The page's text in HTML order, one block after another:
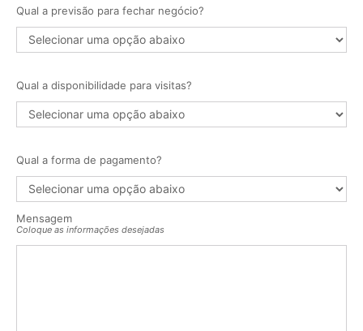
Qual a previsão para fechar negócio?
Qual a disponibilidade para visitas?
Qual a forma de pagamento?
Mensagem
Coloque as informações desejadas